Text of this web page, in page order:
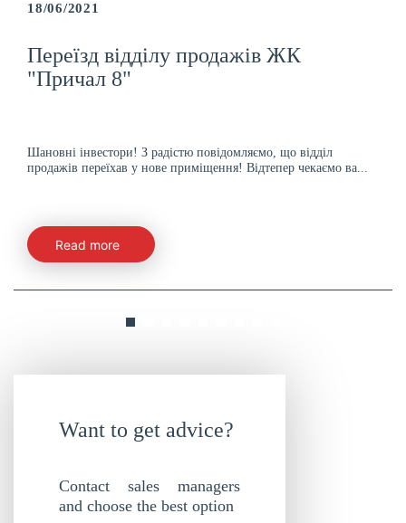
18/06/2021
Переїзд відділу продажів ЖК
"Причал 8"
Шановні інвестори! З радістю повідомляємо, що відділ
продажів переїхав у нове приміщення! Відтепер чекаємо ва...
Read more
Want to get advice?
Contact sales managers
and choose the best option